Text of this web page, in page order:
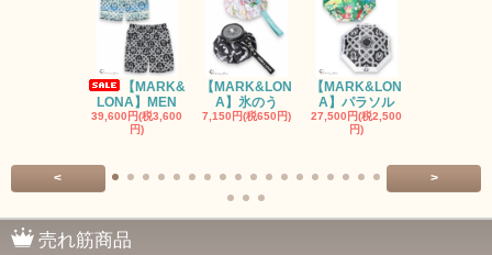
【MARK&
LONA】MEN
39,600円(税3,600
円)
【MARK&LON
A】氷のう
7,150円(税650円)
【MARK&LON
A】パラソル
27,500円(税2,500
円)
< >
売れ筋商品